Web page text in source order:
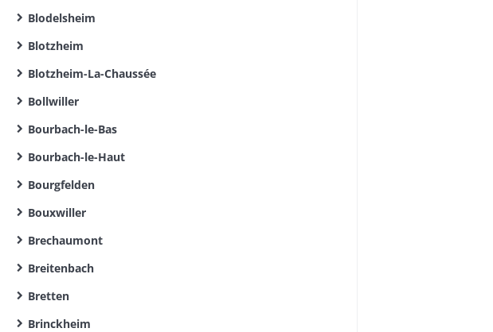
Blodelsheim
Blotzheim
Blotzheim-La-Chaussée
Bollwiller
Bourbach-le-Bas
Bourbach-le-Haut
Bourgfelden
Bouxwiller
Brechaumont
Breitenbach
Bretten
Brinckheim